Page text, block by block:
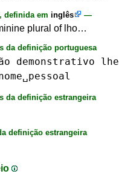
definida em inglês —
plural of lho…
da definição portuguesa
demonstrativo lhe
da definição estrangeira
definição estrangeira